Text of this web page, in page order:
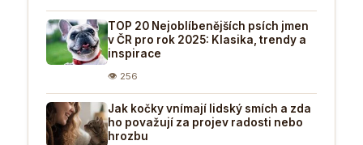
TOP 20 Nejoblíbenějších psích jmen
v ČR pro rok 2025: Klasika, trendy a
inspirace
👁 256
Jak kočky vnímají lidský smích a zda
ho považují za projev radosti nebo
hrozbu